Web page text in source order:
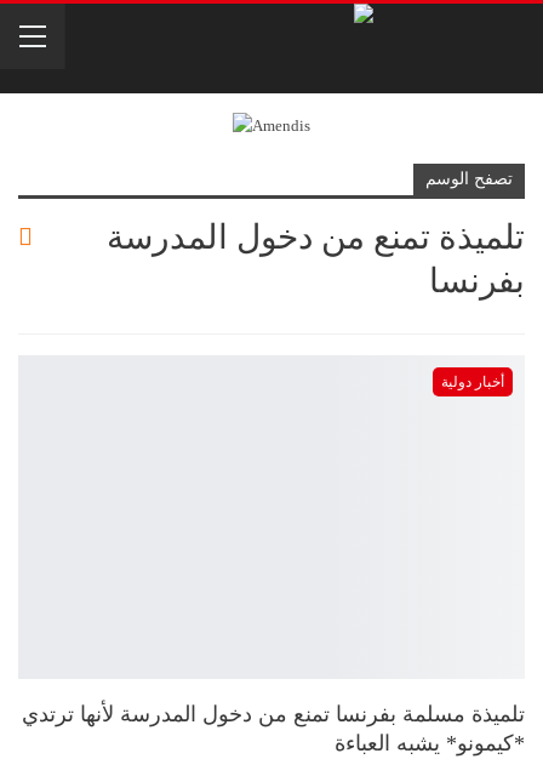
تصفح الوسم
تلميذة تمنع من دخول المدرسة
بفرنسا
أخبار دولية
تلميذة مسلمة بفرنسا تمنع من دخول المدرسة لأنها ترتدي
*كيمونو* يشبه العباءة